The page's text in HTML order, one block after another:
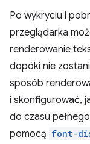
Po wykryciu i
przeglądarka
renderowanie
dopóki nie
sposób
i skonfigurować,
do czasu
pomocą font-